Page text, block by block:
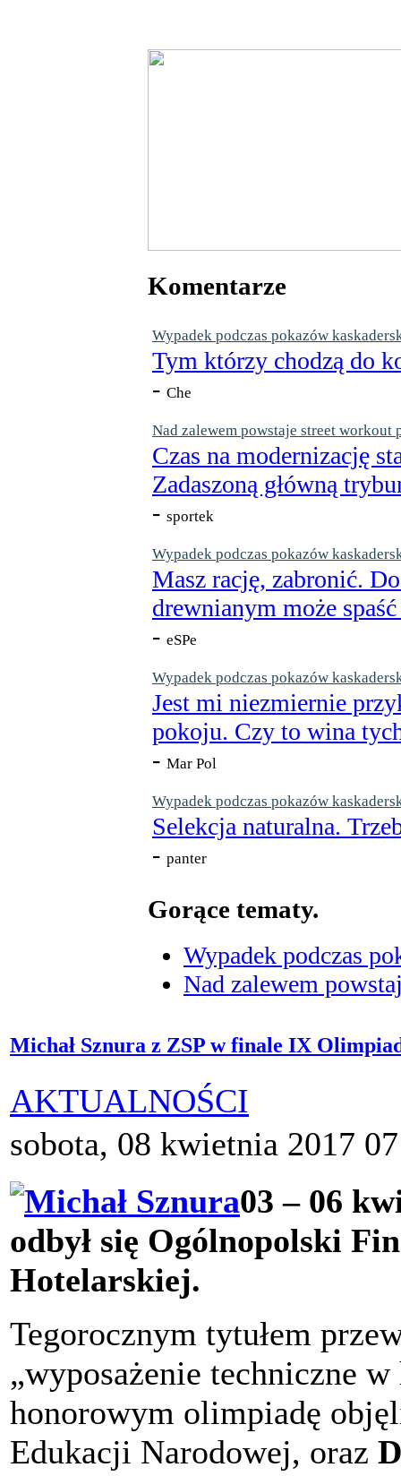
Komentarze
Wypadek podczas pokazów
Tym którzy chodzą do
- Che
Nad zalewem powstaje street workout
Czas na modernizację
Zadaszoną główną
- sportek
Wypadek podczas pokazów
Masz rację, zabronić.
drewnianym może
- eSPe
Wypadek podczas pokazów
Jest mi niezmiernie
pokoju. Czy to wina
- Mar Pol
Wypadek podczas pokazów
Selekcja naturalna.
- panter
Gorące tematy.
Wypadek podczas
Nad zalewem
Michał Sznura z ZSP w finale IX
AKTUALNOŚCI
sobota, 08 kwietnia 2017
03 – 06
odbył się Ogólnopolski
Hotelarskiej.
Tegorocznym tytułem
„wyposażenie techniczne
honorowym olimpiadę
Edukacji Narodowej, oraz